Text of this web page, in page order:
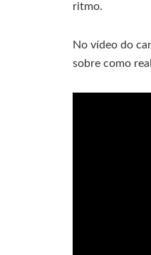
ritmo.
No vídeo do
sobre como